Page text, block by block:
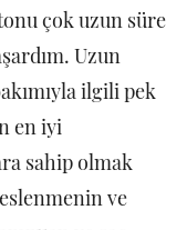
çok uzun süre
Uzun
ilgili pek
en iyi
sahip olmak
ve